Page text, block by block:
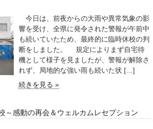
今日は、前夜からの大雨や異常気象の影
響を受け、全県に発令された警報が午前中
も続いていたため、最終的に臨時休校の判
断をしました。 規定によりまず自宅待
機として様子を見ましたが、警報が解除さ
れず、局地的な強い雨も続いた状 […]
続きを見る »
～感動の再会＆ウェルカムレセプション